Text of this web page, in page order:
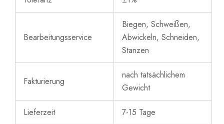
Bearbeitungsservice
Biegen, Schweißen,
Abwickeln, Schneiden,
Stanzen
Fakturierung
nach tatsächlichem
Gewicht
Lieferzeit 7-15 Tage